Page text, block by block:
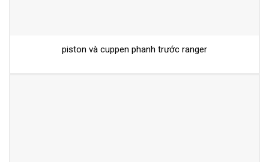
piston và cuppen phanh trước ranger